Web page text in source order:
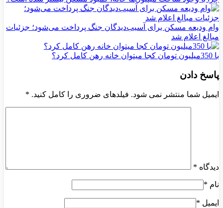
وام ودیعه مسکن برای آسیب‌دیدگان جنگ پرداخت می‌شود؛ جزئیات
مبالغ اعلام شد
با 350میلیون تومان کجا میتوان خانه رهن کامل کرد؟
پاسخ دادن
ایمیل شما منتشر نمی شود. فیلدهای ضروری را کامل کنید. *
دیدگاه *
نام *
ایمیل *